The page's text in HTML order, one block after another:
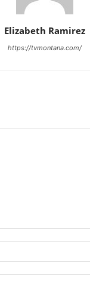
Elizabeth Ramirez
https://tvmontana.com/